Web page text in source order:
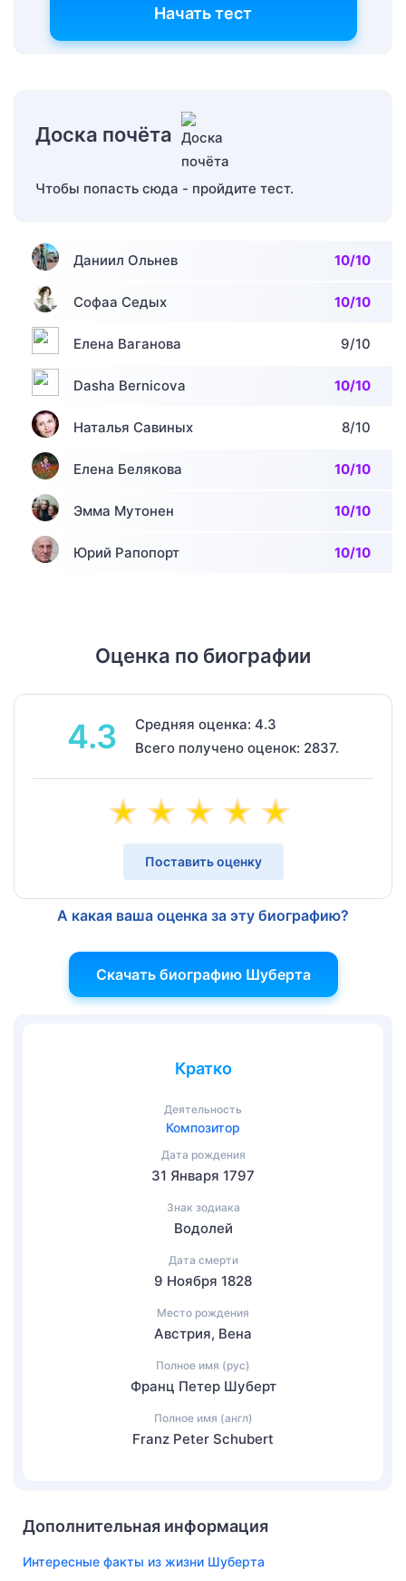
Начать тест
Доска почёта
Чтобы попасть сюда - пройдите тест.
Даниил Ольнев 10/10
Софаа Седых 10/10
Елена Ваганова 9/10
Dasha Bernicova 10/10
Наталья Савиных 8/10
Елена Белякова 10/10
Эмма Мутонен 10/10
Юрий Рапопорт 10/10
Оценка по биографии
4.3
Средняя оценка: 4.3
Всего получено оценок: 2837.
Поставить оценку
А какая ваша оценка за эту биографию?
Скачать биографию Шуберта
Кратко
Деятельность
Композитор
Дата рождения
31 Января 1797
Знак зодиака
Водолей
Дата смерти
9 Ноября 1828
Место рождения
Австрия, Вена
Полное имя (рус)
Франц Петер Шуберт
Полное имя (англ)
Franz Peter Schubert
Дополнительная информация
Интересные факты из жизни Шуберта